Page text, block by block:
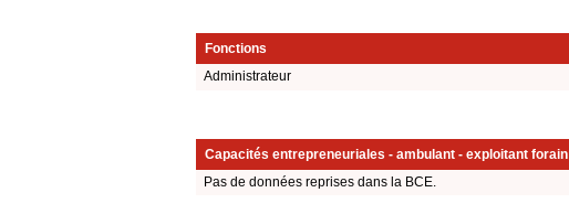
Fonctions
Administrateur
Capacités entrepreneuriales - ambulant - exploitant forain
Pas de données reprises dans la BCE.